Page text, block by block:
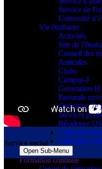
Service de
Université
Vie étudiante
Activités
Site de
Conseil des
Amicales
Clubs
Campus-J
Generation
Pastorale
Opération 7e
Services
Résidence
Carte
Calendrier
Open Sub-Menu
Formation continue
Service social